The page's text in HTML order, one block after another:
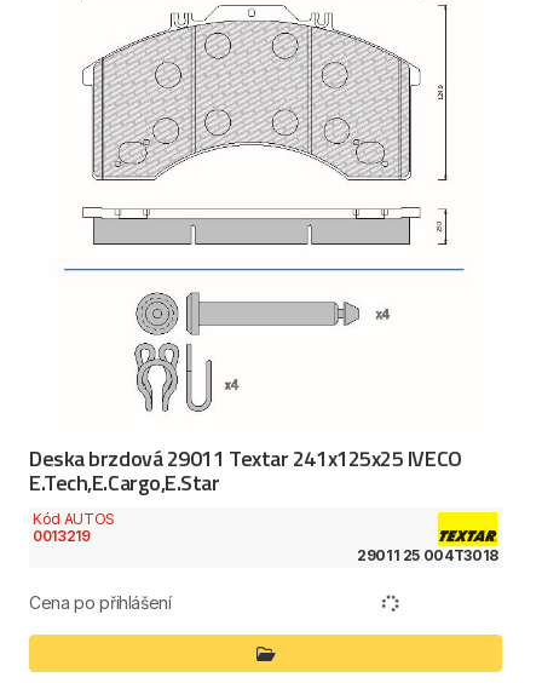
Deska brzdová 29011 Textar 241x125x25 IVECO
E.Tech,E.Cargo,E.Star
Kód AUTOS
0013219
29011 25 004T3018
Cena po přihlášení